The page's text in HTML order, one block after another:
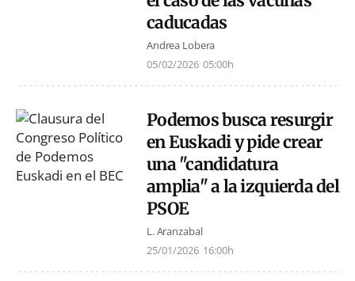
caducadas
Andrea Lobera
05/02/2026 05:00h
Podemos busca resurgir
en Euskadi y pide crear
una "candidatura
amplia" a la izquierda del
PSOE
L. Aranzabal
25/01/2026 16:00h